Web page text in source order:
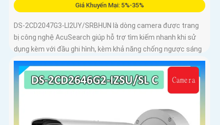
Giá Khuyến Mại: 5%-35%
DS-2CD2047G3-LI2UY/SRBHUN là dòng camera được trang
bị công nghệ AcuSearch giúp hỗ trợ tìm kiếm nhanh khi sử
dụng kèm với đầu ghi hình, kèm khả năng chống ngược sáng
WDR 130dB, trang bị micro kép và loa hỗ trợ đàm thoại 2
chiều, ống kính 4